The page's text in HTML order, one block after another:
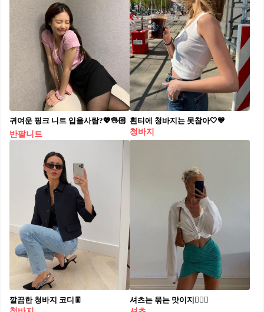
귀여운 핑크 니트 입을사람?💖🖐🏻
반팔니트
흰티에 청바지는 못참아🤍💙
청바지
깔끔한 청바지 코디👖
셔츠는 묶는 맛이지❤️‍🔥🤍